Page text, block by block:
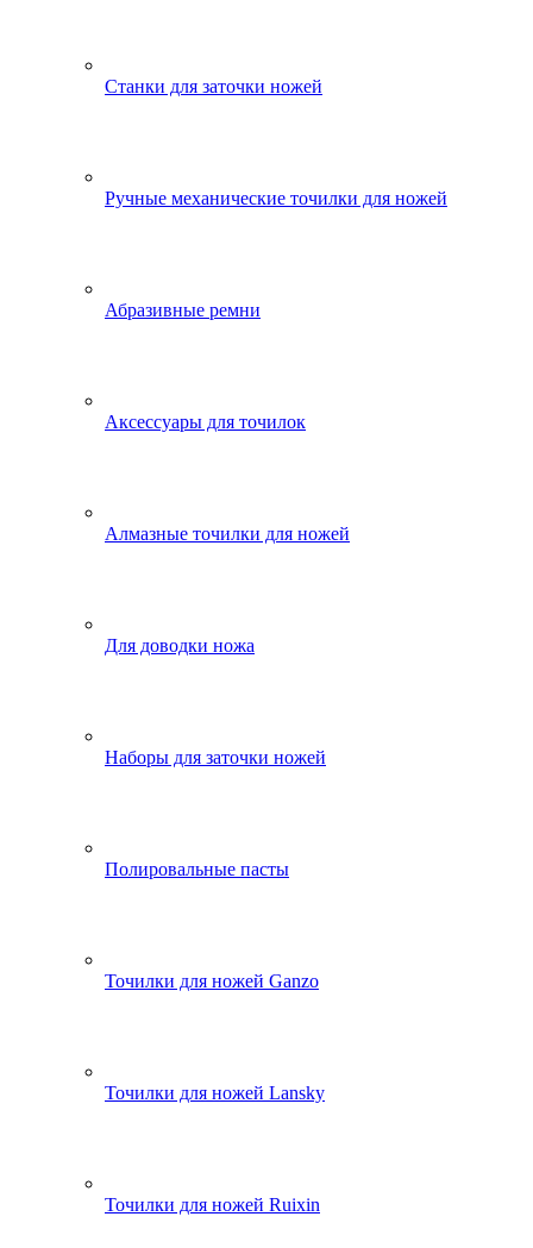
Станки для заточки ножей
Ручные механические точилки для ножей
Абразивные ремни
Аксессуары для точилок
Алмазные точилки для ножей
Для доводки ножа
Наборы для заточки ножей
Полировальные пасты
Точилки для ножей Ganzo
Точилки для ножей Lansky
Точилки для ножей Ruixin